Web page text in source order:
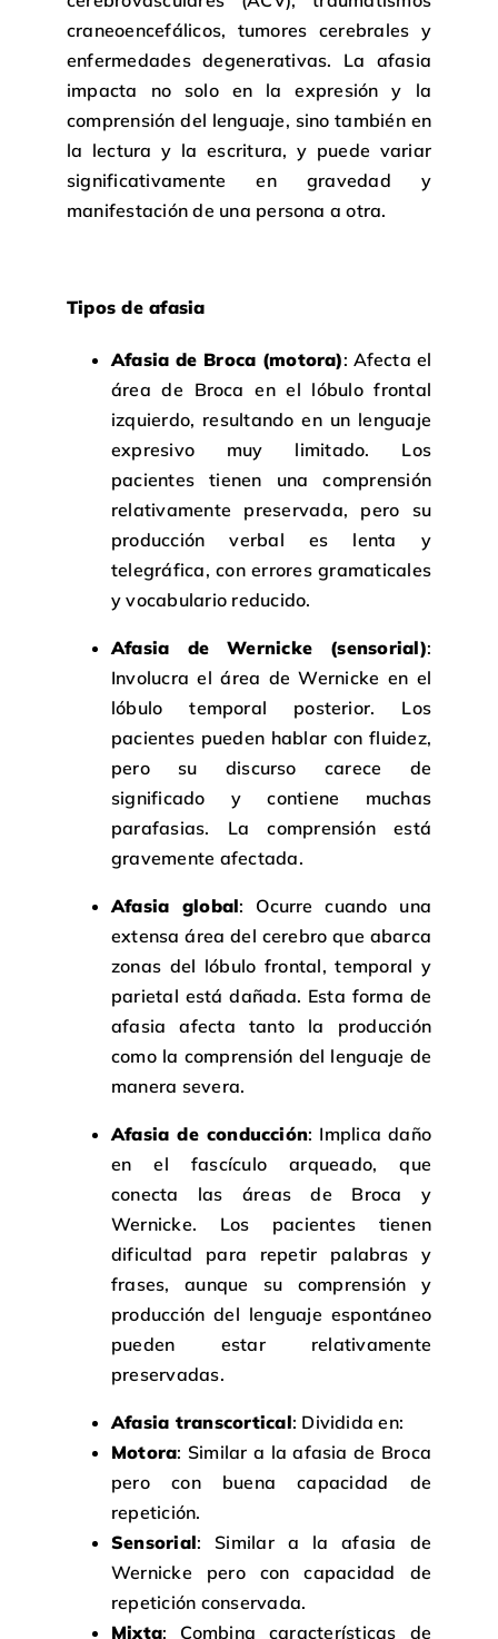
craneoencefálicos, tumores cerebrales y
enfermedades degenerativas. La afasia
impacta no solo en la expresión y la
comprensión del lenguaje, sino también en
la lectura y la escritura, y puede variar
significativamente en gravedad y
manifestación de una persona a otra.
Tipos de afasia
Afasia de Broca (motora): Afecta el
área de Broca en el lóbulo frontal
izquierdo, resultando en un lenguaje
expresivo muy limitado. Los
pacientes tienen una comprensión
relativamente preservada, pero su
producción verbal es lenta y
telegráfica, con errores gramaticales
y vocabulario reducido.
Afasia de Wernicke (sensorial):
Involucra el área de Wernicke en el
lóbulo temporal posterior. Los
pacientes pueden hablar con fluidez,
pero su discurso carece de
significado y contiene muchas
parafasias. La comprensión está
gravemente afectada.
Afasia global: Ocurre cuando una
extensa área del cerebro que abarca
zonas del lóbulo frontal, temporal y
parietal está dañada. Esta forma de
afasia afecta tanto la producción
como la comprensión del lenguaje de
manera severa.
Afasia de conducción: Implica daño
en el fascículo arqueado, que
conecta las áreas de Broca y
Wernicke. Los pacientes tienen
dificultad para repetir palabras y
frases, aunque su comprensión y
producción del lenguaje espontáneo
pueden estar relativamente
preservadas.
Afasia transcortical: Dividida en:
Motora: Similar a la afasia de Broca
pero con buena capacidad de
repetición.
Sensorial: Similar a la afasia de
Wernicke pero con capacidad de
repetición conservada.
Mixta: Combina características de